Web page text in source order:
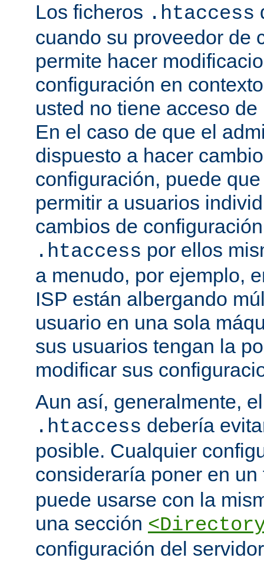
Los ficheros .htaccess
cuando su proveedor de
permite hacer
configuración en
usted no tiene acceso
En el caso de que el
dispuesto a hacer
configuración, puede
permitir a usuarios
cambios de
.htaccess por ellos
a menudo, por ejemplo,
ISP están albergando
usuario en una sola
sus usuarios tengan la
modificar sus
Aun así, generalmente,
.htaccess debería
posible. Cualquier
consideraría poner en
puede usarse con la
una sección
configuración del